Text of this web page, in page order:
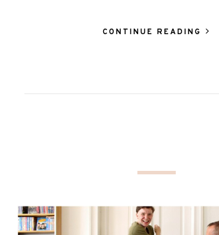
CONTINUE READING